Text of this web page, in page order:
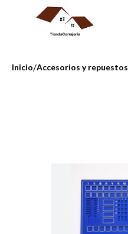
Inicio/Accesorios y repuestos